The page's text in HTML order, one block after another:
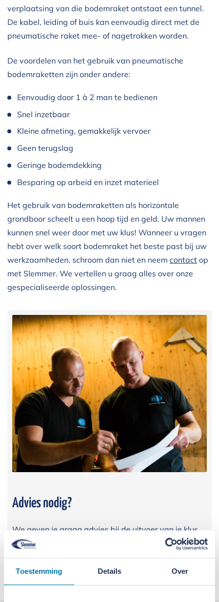
Toestemming Details Over
verplaatsing van die bodemraket ontstaat een tunnel.
De kabel, leiding of buis kan eenvoudig direct met de
pneumatische raket mee- of nagetrokken worden.
De voordelen van het gebruik van pneumatische
bodemraketten zijn onder andere:
Eenvoudig door 1 à 2 man te bedienen
Snel inzetbaar
Kleine afmeting, gemakkelijk vervoer
Geen terugslag
Geringe bodemdekking
Besparing op arbeid en inzet materieel
Het gebruik van bodemraketten als horizontale
grondboor scheelt u een hoop tijd en geld. Uw mannen
kunnen snel weer door met uw klus! Wanneer u vragen
hebt over welk soort bodemraket het beste past bij uw
werkzaamheden, schroom dan niet en neem contact op
met Slemmer. We vertellen u graag alles over onze
gespecialiseerde oplossingen.
Advies nodig?
We geven je graag advies bij de uitvoer van je klus.